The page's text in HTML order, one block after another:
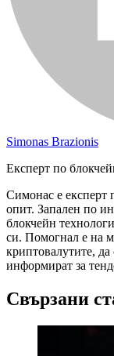
Simonas Brazionis
Експерт по
Симонас е експерт
опит. Запален по
блокчейн
си. Помогнал е на
криптовалутите,
информират за
Свързани